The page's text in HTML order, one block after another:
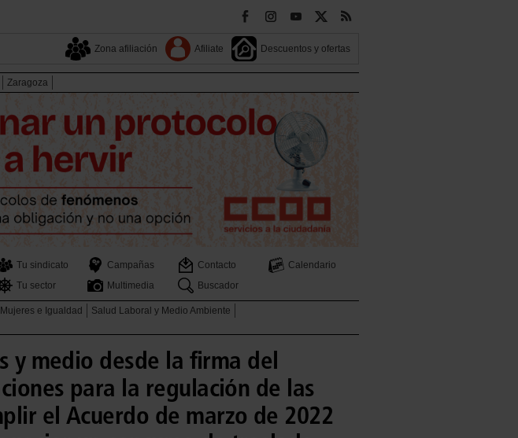
Zona afiliación Afiliate Descuentos y ofertas
Zaragoza
Tu sindicato Campañas Contacto
Calendario
Tu sector
Multimedia Buscador
Mujeres e Igualdad
Salud Laboral y Medio Ambiente
y medio desde la firma del
para la regulación de las
el Acuerdo de marzo de 2022